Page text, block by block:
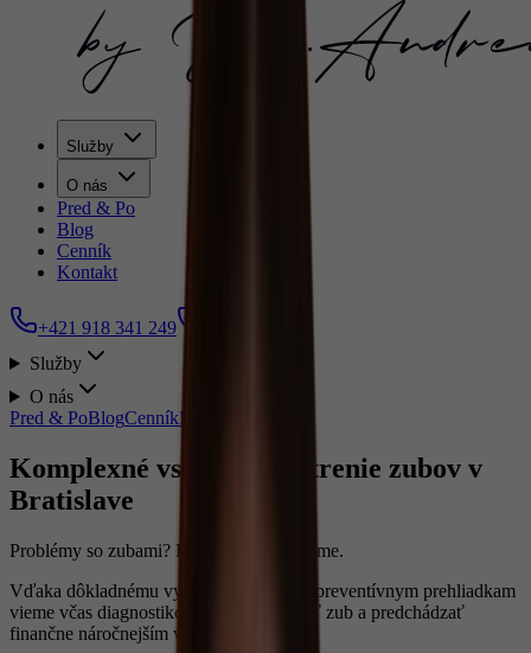
Služby
O nás
Pred & Po
Blog
Cenník
Kontakt
+421 918 341 249
Služby
O nás
Pred & PoBlogCenníkKontakt
Komplexné vstupné vyšetrenie zubov v
Bratislave
Problémy so zubami? Radi Vám pomôžeme.
Vďaka dôkladnému vyšetreniu chrupu a preventívnym prehliadkam
vieme včas diagnostikovať kaz, zachrániť zub a predchádzať
finančne náročnejším výkonom.